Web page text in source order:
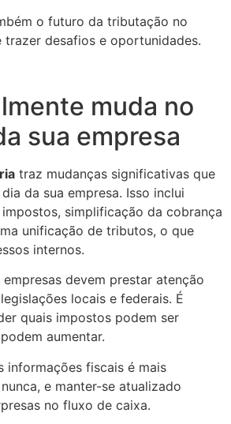
o futuro da tributação no
trazer desafios e oportunidades.
muda no
sua empresa
traz mudanças significativas que
da sua empresa. Isso inclui
simplificação da cobrança
unificação de tributos, o que
internos.
empresas devem prestar atenção
locais e federais. É
quais impostos podem ser
aumentar.
informações fiscais é mais
e manter-se atualizado
no fluxo de caixa.